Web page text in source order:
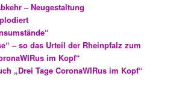
– Neugestaltung
– so das Urteil der Rheinpfalz zum
im Kopf“
„Drei Tage CoronaWIRus im Kopf“